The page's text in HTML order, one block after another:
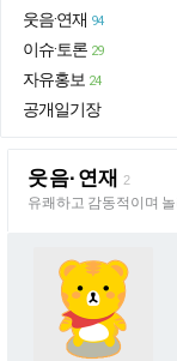
웃음·연재 94
이슈·토론 29
자유홍보 24
공개일기장
웃음·연재 2
유쾌하고 감동적이며